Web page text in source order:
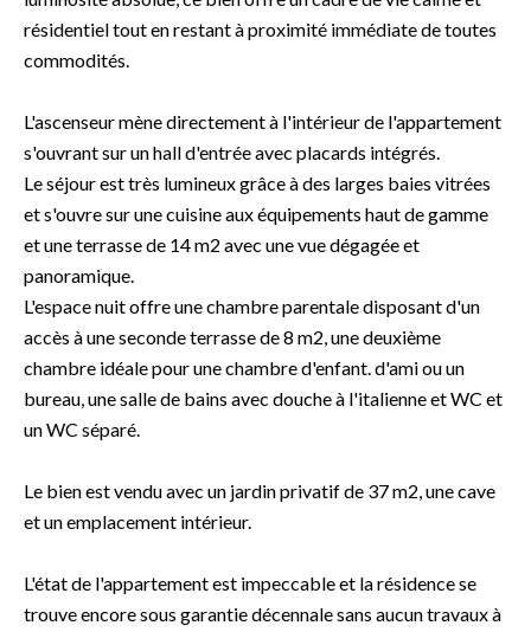
résidentiel tout en restant à proximité immédiate de toutes
commodités.
L'ascenseur mène directement à l'intérieur de l'appartement
s'ouvrant sur un hall d'entrée avec placards intégrés.
Le séjour est très lumineux grâce à des larges baies vitrées
et s'ouvre sur une cuisine aux équipements haut de gamme
et une terrasse de 14 m2 avec une vue dégagée et
panoramique.
L'espace nuit offre une chambre parentale disposant d'un
accès à une seconde terrasse de 8 m2, une deuxième
chambre idéale pour une chambre d'enfant. d'ami ou un
bureau, une salle de bains avec douche à l'italienne et WC et
un WC séparé.
Le bien est vendu avec un jardin privatif de 37 m2, une cave
et un emplacement intérieur.
L'état de l'appartement est impeccable et la résidence se
trouve encore sous garantie décennale sans aucun travaux à